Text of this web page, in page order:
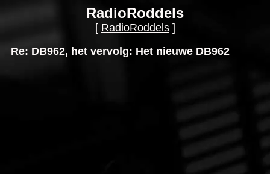
RadioRoddels
[ RadioRoddels]
Re: DB962, het vervolg: Het nieuwe DB962